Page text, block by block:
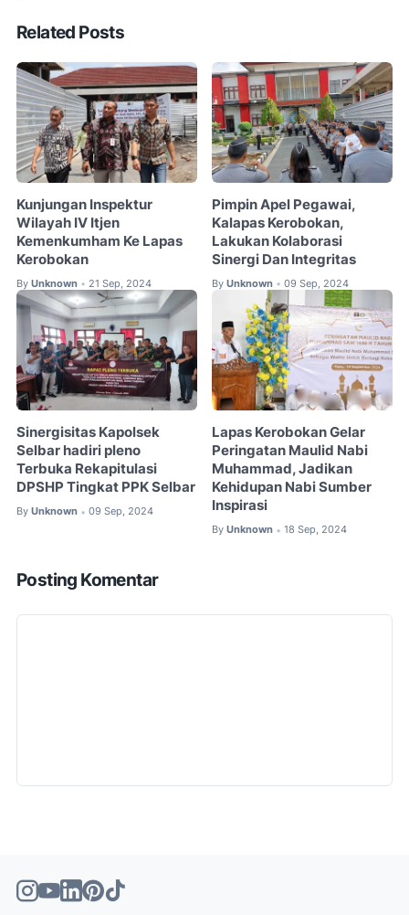
Related Posts
Kunjungan Inspektur
Wilayah IV Itjen
Kemenkumham Ke Lapas
Kerobokan
By Unknown • 21 Sep, 2024
Pimpin Apel Pegawai,
Kalapas Kerobokan,
Lakukan Kolaborasi
Sinergi Dan Integritas
By Unknown • 09 Sep, 2024
Sinergisitas Kapolsek
Selbar hadiri pleno
Terbuka Rekapitulasi
DPSHP Tingkat PPK Selbar
By Unknown • 09 Sep, 2024
Lapas Kerobokan Gelar
Peringatan Maulid Nabi
Muhammad, Jadikan
Kehidupan Nabi Sumber
Inspirasi
By Unknown • 18 Sep, 2024
Posting Komentar